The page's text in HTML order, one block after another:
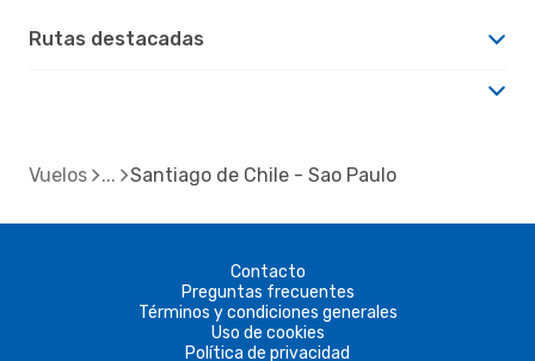
Rutas destacadas
Vuelos Santiago de Chile - Sao Paulo
Contacto
Preguntas frecuentes
Términos y condiciones generales
Uso de cookies
Política de privacidad